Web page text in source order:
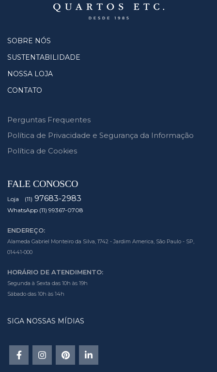
SOBRE NÓS
SUSTENTABILIDADE
NOSSA LOJA
CONTATO
Perguntas Frequentes
Política de Privacidade e Segurança da Informação
Política de Cookies
FALE CONOSCO
Loja (11) 97683-2983
WhatsApp (11) 99367-0708
ENDEREÇO:
Alameda Gabriel Monteiro da Silva, 1742 - Jardim America, São Paulo - SP,
01441-000
HORÁRIO DE ATENDIMENTO:
Segunda à Sexta das 10h às 19h
Sábado das 10h às 14h
SIGA NOSSAS MÍDIAS